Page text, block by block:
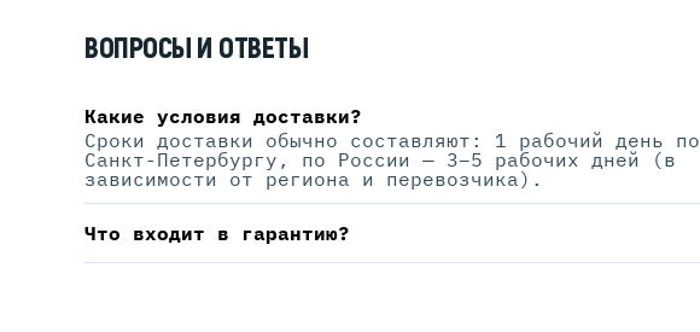
ВОПРОСЫ И ОТВЕТЫ
Какие условия доставки?
Сроки доставки обычно составляют: 1 рабочий день
Санкт-Петербургу, по России — 3–5 рабочих дней (в
зависимости от региона и перевозчика).
Что входит в гарантию?